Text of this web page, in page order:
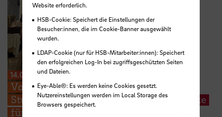
14.07.2026
Von der Praxis zur Forschung: HSB-
Studierende präsentieren Lösungsansätze
für aktuelle Pflegethemen
Website erforderlich.
HSB-Cookie: Speichert die Einstellungen der
Besucher:innen, die im Cookie-Banner ausgewählt
wurden.
LDAP-Cookie (nur für HSB-Mitarbeiter:innen): Speichert
den erfolgreichen Log-In bei zugriffsgeschützten Seiten
und Dateien.
Eye-Able®: Es werden keine Cookies gesetzt.
Nutzereinstellungen werden im Local Storage des
Browsers gespeichert.